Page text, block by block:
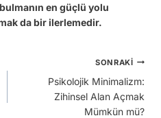
en güçlü yolu
da bir ilerlemedir.
SONRAKI
Psikolojik Minimalizm:
Zihinsel Alan Açmak
Mümkün mü?